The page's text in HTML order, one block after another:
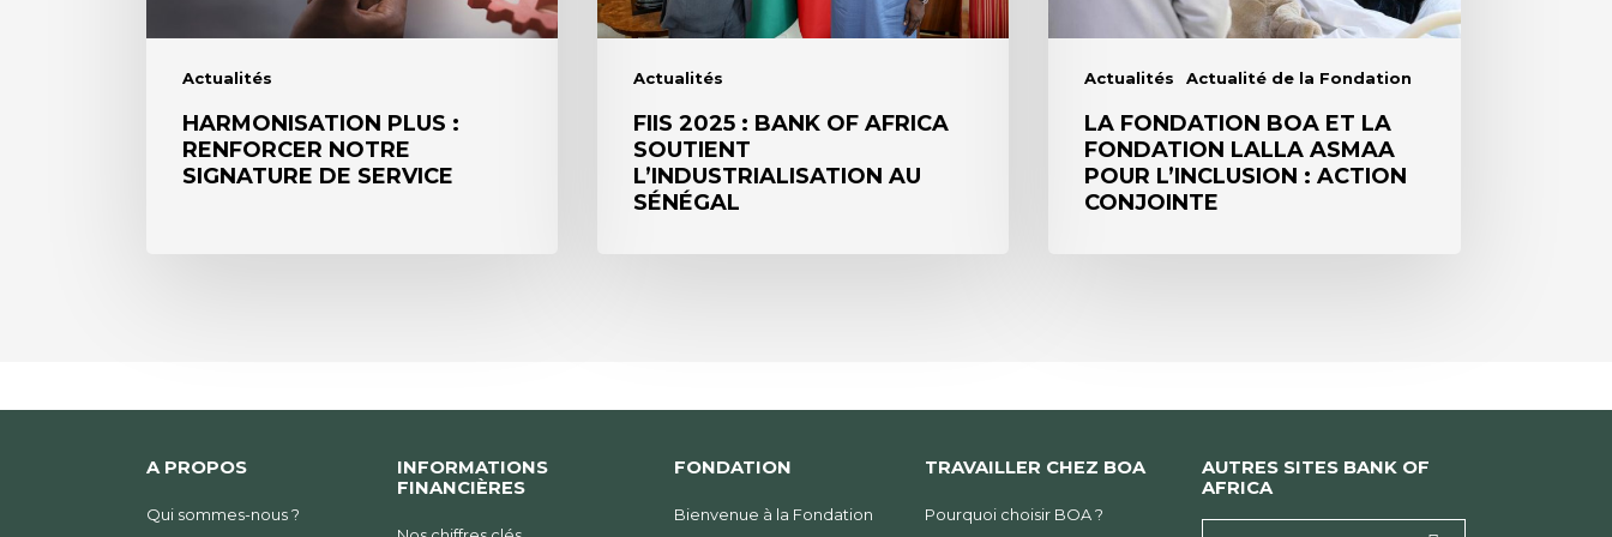
Actualités
HARMONISATION PLUS :
RENFORCER NOTRE
SIGNATURE DE SERVICE
Actualités
au
FIIS 2025 : BANK OF AFRICA
SOUTIENT
L’INDUSTRIALISATION AU
SÉNÉGAL
Actualités Actualité de la Fondation
Action
conjointe
LA FONDATION BOA ET LA
FONDATION LALLA ASMAA
POUR L’INCLUSION : ACTION
CONJOINTE
A PROPOS
Qui sommes-nous ?
INFORMATIONS
FINANCIÈRES
FONDATION
Bienvenue à la Fondation
TRAVAILLER CHEZ BOA
Pourquoi choisir BOA ?
AUTRES SITES BANK OF
AFRICA